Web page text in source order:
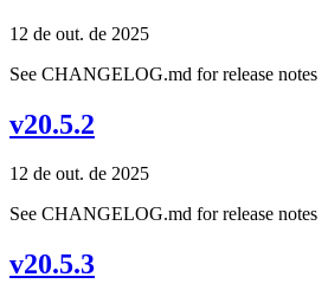
12 de out. de 2025
See CHANGELOG.md for release notes
v20.5.2
12 de out. de 2025
See CHANGELOG.md for release notes
v20.5.3